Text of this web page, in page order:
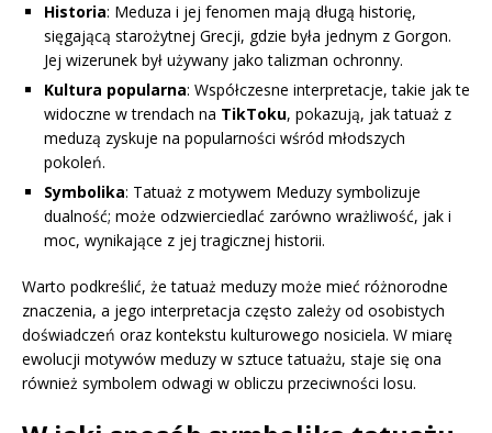
Historia: Meduza i jej fenomen mają długą historię,
sięgającą starożytnej Grecji, gdzie była jednym z Gorgon.
Jej wizerunek był używany jako talizman ochronny.
Kultura popularna: Współczesne interpretacje, takie jak te
widoczne w trendach na TikToku, pokazują, jak tatuaż z
meduzą zyskuje na popularności wśród młodszych
pokoleń.
Symbolika: Tatuaż z motywem Meduzy symbolizuje
dualność; może odzwierciedlać zarówno wrażliwość, jak i
moc, wynikające z jej tragicznej historii.
Warto podkreślić, że tatuaż meduzy może mieć różnorodne
znaczenia, a jego interpretacja często zależy od osobistych
doświadczeń oraz kontekstu kulturowego nosiciela. W miarę
ewolucji motywów meduzy w sztuce tatuażu, staje się ona
również symbolem odwagi w obliczu przeciwności losu.